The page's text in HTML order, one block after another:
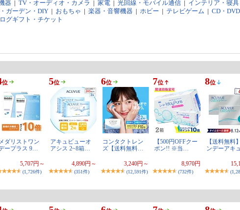
器 | TV・オーディオ・カメラ | 家電 | 光回線・モバイル通信 | インテリア・寝
ガーデン・DIY | おもちゃ | 楽器・音響機器 | ホビー | テレビゲーム | CD・DVD
グギフト・チケット
位
メダリストワン
ープラス 9…
5,707円～
(1,726件)
5位
アキュビューオ
アシス 2~8箱…
4,890円～
(351件)
6位
コンタクトレン
ズ【送料無料…
3,240円～
(12,591件)
7位
【500円OFFクー
ポン!! ※当…
8,970円
(732件)
8位
【送料無料
ンデーアキ